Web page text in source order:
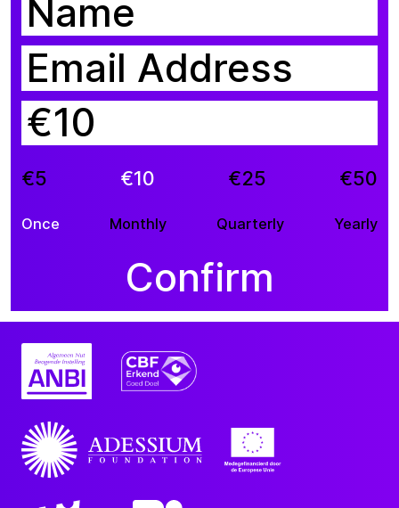
€
€5 €10 €25 €50
Once Monthly Quarterly Yearly